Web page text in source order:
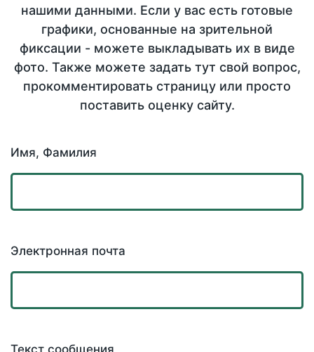
нашими данными. Если у вас есть готовые
графики, основанные на зрительной
фиксации - можете выкладывать их в виде
фото. Также можете задать тут свой вопрос,
прокомментировать страницу или просто
поставить оценку сайту.
Имя, Фамилия
Электронная почта